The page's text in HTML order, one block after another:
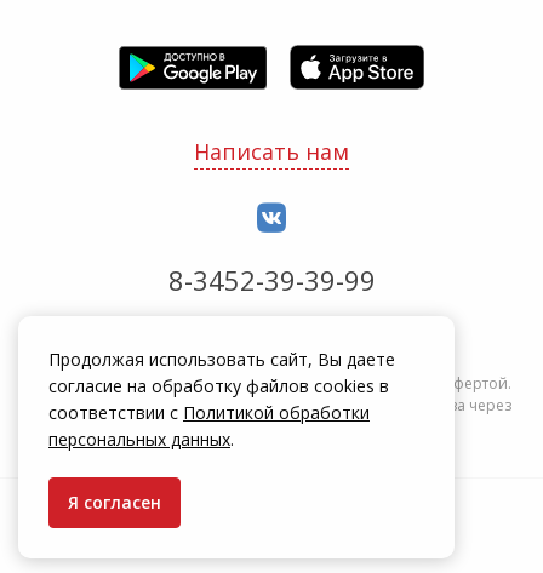
Написать нам
8-3452-39-39-99
Информация на сайте zakrepi.ru не является публичной офертой.
Указанные цены действуют только при оформлении заказа через
интернет-магазин zakrepi.ru.
© КрепыЖ, 2004 — 2026
Продолжая использовать сайт, Вы даете
согласие на обработку файлов cookies в
соответствии с Политикой обработки
персональных данных.
Я согласен